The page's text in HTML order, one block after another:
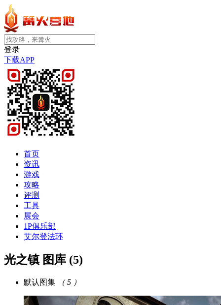
登录
下载APP
首页
资讯
游戏
攻略
评测
工具
展会
1P俱乐部
艾尔登法环
光之镇 图库 (5)
默认图集 （ 5 ）